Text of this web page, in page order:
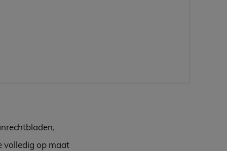
volledig op maat